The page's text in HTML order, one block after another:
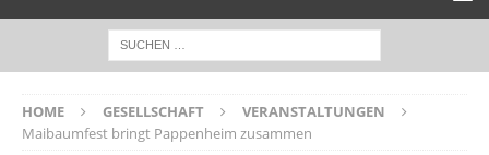
HOME GESELLSCHAFT
VERANSTALTUNGEN
Maibaumfest bringt Pappenheim zusammen